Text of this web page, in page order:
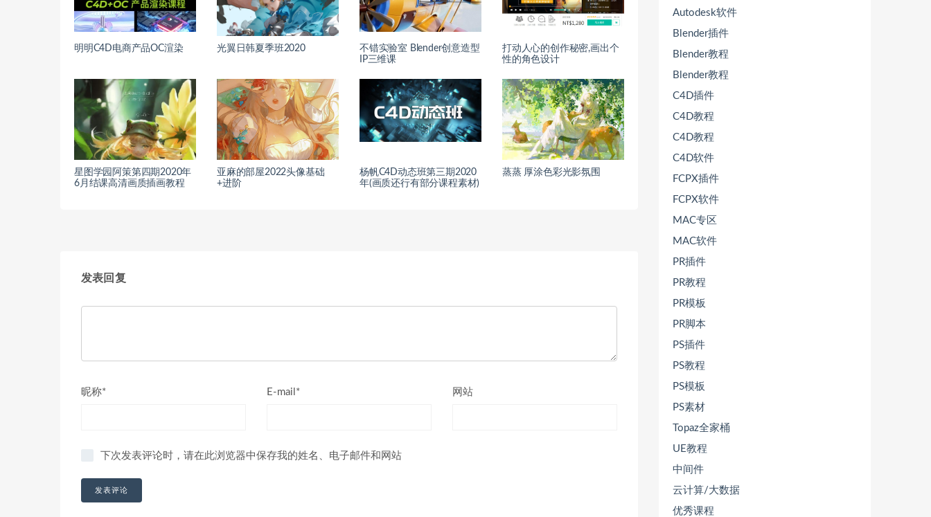
明明C4D电商产品OC渲染 光翼日韩夏季班2020
不错实验室 Blender创意造型
IP三维课
打动人心的创作秘密,画出个
性的角色设计
星图学园阿策第四期2020年
6月结课高清画质插画教程
亚麻的部屋2022头像基础
+进阶
杨帆C4D动态班第三期2020
年(画质还行有部分课程素材)
蒸蒸 厚涂色彩光影氛围
发表回复
昵称* E-mail* 网站
下次发表评论时，请在此浏览器中保存我的姓名、电子邮件和网站
Autodesk软件
Blender插件
Blender教程
Blender教程
C4D插件
C4D教程
C4D教程
C4D软件
FCPX插件
FCPX软件
MAC专区
MAC软件
PR插件
PR教程
PR模板
PR脚本
PS插件
PS教程
PS模板
PS素材
Topaz全家桶
UE教程
中间件
云计算/大数据
优秀课程